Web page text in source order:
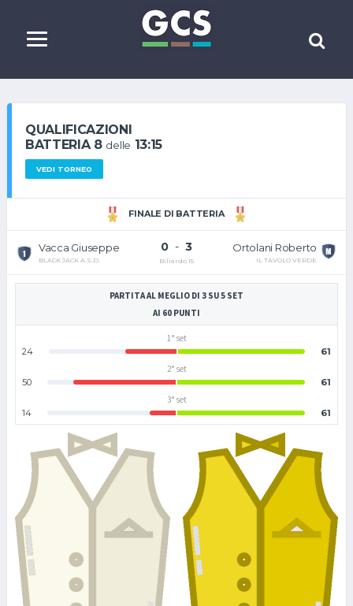
QUALIFICAZIONI
BATTERIA 8 delle 13:15
VEDI TORNEO
FINALE DI BATTERIA
Vacca Giuseppe
BLACK JACK A.S.D.
0 - 3
Biliardo 15
Ortolani Roberto
IL TAVOLO VERDE
PARTITA AL MEGLIO DI 3 SU 5 SET
AI 60 PUNTI
1° set
24
61
2° set
50
61
3° set
14
61